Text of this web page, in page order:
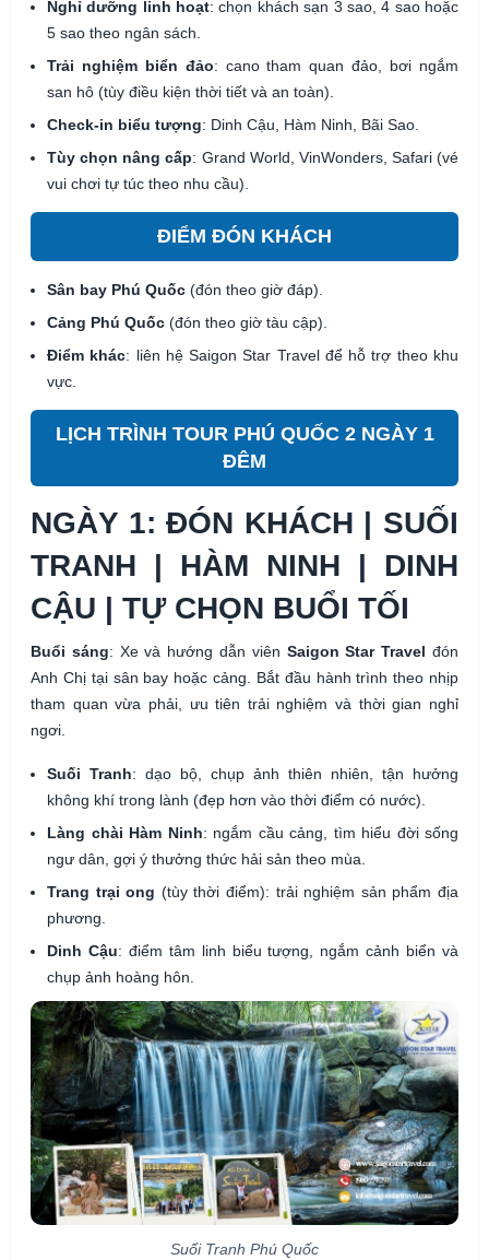
Nghỉ dưỡng linh hoạt: chọn khách sạn 3 sao, 4 sao hoặc
5 sao theo ngân sách.
Trải nghiệm biển đảo: cano tham quan đảo, bơi ngắm
san hô (tùy điều kiện thời tiết và an toàn).
Check-in biểu tượng: Dinh Cậu, Hàm Ninh, Bãi Sao.
Tùy chọn nâng cấp: Grand World, VinWonders, Safari (vé
vui chơi tự túc theo nhu cầu).
ĐIỂM ĐÓN KHÁCH
Sân bay Phú Quốc (đón theo giờ đáp).
Cảng Phú Quốc (đón theo giờ tàu cập).
Điểm khác: liên hệ Saigon Star Travel để hỗ trợ theo khu
vực.
LỊCH TRÌNH TOUR PHÚ QUỐC 2 NGÀY 1
ĐÊM
NGÀY 1: ĐÓN KHÁCH | SUỐI
TRANH | HÀM NINH | DINH
CẬU | TỰ CHỌN BUỔI TỐI
Buổi sáng: Xe và hướng dẫn viên Saigon Star Travel đón
Anh Chị tại sân bay hoặc cảng. Bắt đầu hành trình theo nhịp
tham quan vừa phải, ưu tiên trải nghiệm và thời gian nghỉ
ngơi.
Suối Tranh: dạo bộ, chụp ảnh thiên nhiên, tận hưởng
không khí trong lành (đẹp hơn vào thời điểm có nước).
Làng chài Hàm Ninh: ngắm cầu cảng, tìm hiểu đời sống
ngư dân, gợi ý thưởng thức hải sản theo mùa.
Trang trại ong (tùy thời điểm): trải nghiệm sản phẩm địa
phương.
Dinh Cậu: điểm tâm linh biểu tượng, ngắm cảnh biển và
chụp ảnh hoàng hôn.
Suối Tranh Phú Quốc